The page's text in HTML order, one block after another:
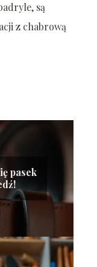
są
z chabrową
pasek